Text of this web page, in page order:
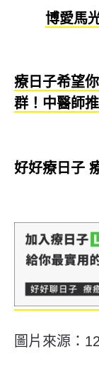
博愛馬
療日子希望
群！中醫師
好好療日子
圖片來源：